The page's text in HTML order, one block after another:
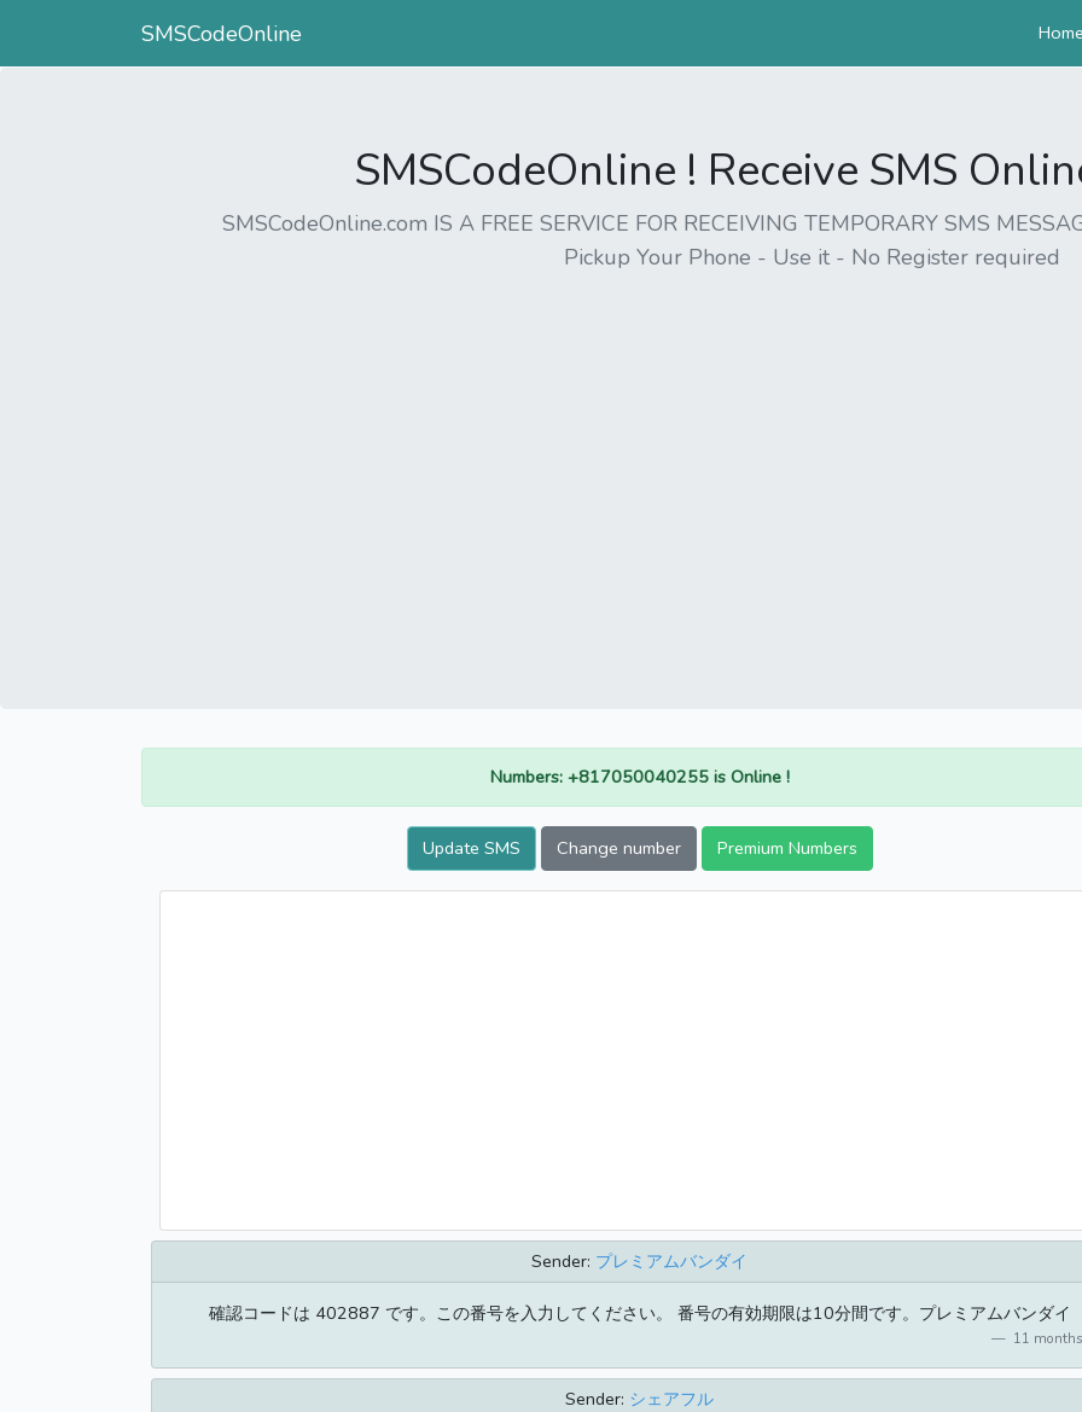
SMSCodeOnline Home
SMSCodeOnline ! Receive SMS
SMSCodeOnline.com IS A FREE SERVICE FOR RECEIVING TEMPORARY SMS
Pickup Your Phone - Use it - No Register required
Numbers: +817050040255 is Online !
Update SMS Change number Premium Numbers
Sender: プレミアムバンダイ
確認コードは 402887 です。この番号を入力してください。 番号の有効期限は10分間です。プレミアムバンダイ
11
Sender: シェアフル